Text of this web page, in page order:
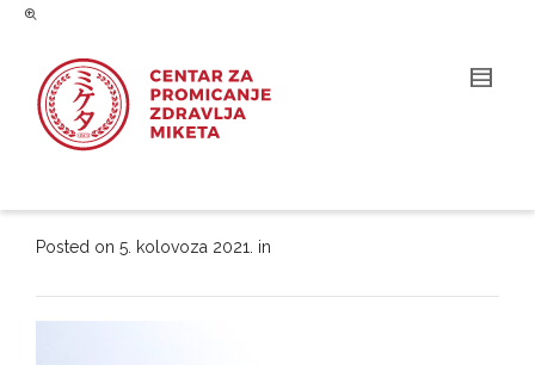
Posted on 5. kolovoza 2021. in